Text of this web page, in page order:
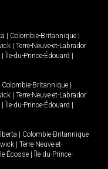
| Colombie-Britannique |
| Terre-Neuve-et-Labrador
| Île-du-Prince-Édouard |
Colombie-Britannique |
| Terre-Neuve-et-Labrador
| Île-du-Prince-Édouard |
| Colombie-Britannique
| Terre-Neuve-et-
Écosse | Île-du-Prince-